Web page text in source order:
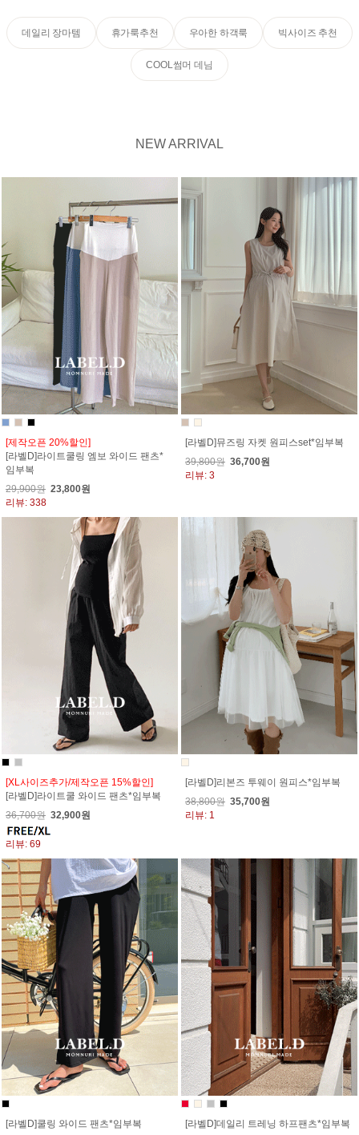
데일리 장마템 휴가룩추천 우아한 하객룩 빅사이즈 추천
COOL썸머 데님
NEW ARRIVAL
[제작오픈 20%할인]
[라벨D]라이트쿨링 엠보 와이드 팬츠*
임부복
29,900원 23,800원
리뷰: 338
[라벨D]뮤즈링 자켓 원피스set*임부복
39,800원 36,700원
리뷰: 3
[XL사이즈추가/제작오픈 15%할인]
[라벨D]라이트쿨 와이드 팬츠*임부복
36,700원 32,900원
리뷰: 69
[라벨D]리본즈 투웨이 원피스*임부복
38,800원 35,700원
리뷰: 1
[라벨D]쿨링 와이드 팬츠*임부복
[라벨D]데일리 트레닝 하프팬츠*임부복